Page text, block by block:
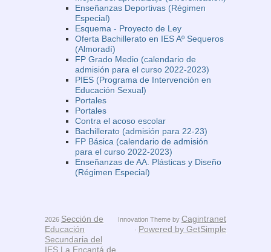
Enseñanzas Deportivas (Régimen
Especial)
Esquema - Proyecto de Ley
Oferta Bachillerato en IES Aº Sequeros
(Almoradí)
FP Grado Medio (calendario de
admisión para el curso 2022-2023)
PIES (Programa de Intervención en
Educación Sexual)
Portales
Portales
Contra el acoso escolar
Bachillerato (admisión para 22-23)
FP Básica (calendario de admisión
para el curso 2022-2023)
Enseñanzas de AA. Plásticas y Diseño
(Régimen Especial)
2026 Sección de
Educación
Secundaria del
IES La Encantá de
Innovation Theme by Cagintranet
· Powered by GetSimple